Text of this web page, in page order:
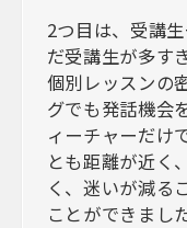
2つ目は、受講
だ受講生が多す
個別レッスンの
グでも発話機会
ィーチャーだけ
とも距離が近く
く、迷いが減る
ことができまし